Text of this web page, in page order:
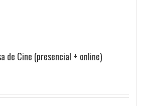
de Cine (presencial + online)